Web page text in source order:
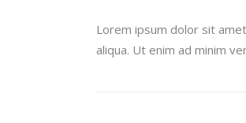
Lorem ipsum dolor sit
aliqua. Ut enim ad minim